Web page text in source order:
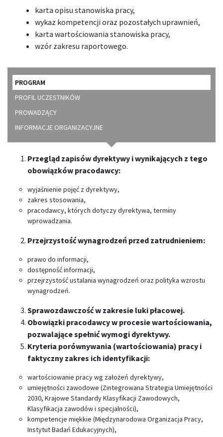
karta opisu stanowiska pracy,
wykaz kompetencji oraz pozostałych uprawnień,
karta wartościowania stanowiska pracy,
wzór zakresu raportowego.
PROGRAM
PROFIL UCZESTNIKÓW
PROWADZĄCY
INFORMACJE ORGANIZACYJNE
Przegląd zapisów dyrektywy i wynikających z tego
obowiązków pracodawcy:
wyjaśnienie pojęć z dyrektywy,
zakres stosowania,
pracodawcy, których dotyczy dyrektywa, terminy
wprowadzania.
Przejrzystość wynagrodzeń przed zatrudnieniem:
prawo do informacji,
dostępność informacji,
przejrzystość ustalania wynagrodzeń oraz polityka wzrostu
wynagrodzeń.
Sprawozdawczość w zakresie luki płacowej.
Obowiązki pracodawcy w procesie wartościowania,
pozwalające spełnić wymogi dyrektywy.
Kryteria porównywania (wartościowania) pracy i
faktyczny zakres ich identyfikacji:
wartościowanie pracy wg założeń dyrektywy,
umiejętności zawodowe (Zintegrowana Strategia Umiejętności
2030, Krajowe Standardy Klasyfikacji Zawodowych,
Klasyfikacja zawodów i specjalności),
kompetencje miękkie (Międzynarodowa Organizacja Pracy,
Instytut Badań Edukacyjnych),